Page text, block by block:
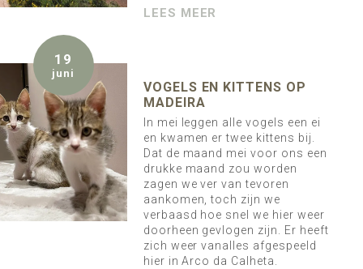
LEES MEER
19
juni
VOGELS EN KITTENS OP
MADEIRA
In mei leggen alle vogels een ei
en kwamen er twee kittens bij.
Dat de maand mei voor ons een
drukke maand zou worden
zagen we ver van tevoren
aankomen, toch zijn we
verbaasd hoe snel we hier weer
doorheen gevlogen zijn. Er heeft
zich weer vanalles afgespeeld
hier in Arco da Calheta.